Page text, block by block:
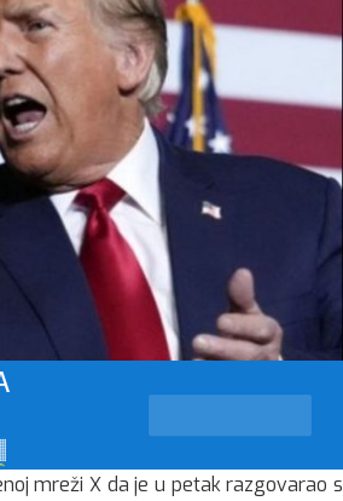
mreži X da je u petak razgovarao s